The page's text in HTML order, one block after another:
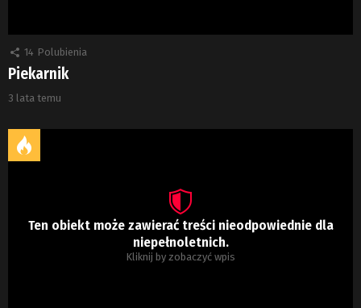
14 Polubienia
Piekarnik
3 lata temu
Ten obiekt może zawierać treści nieodpowiednie dla
niepełnoletnich.
Kliknij by zobaczyć wpis